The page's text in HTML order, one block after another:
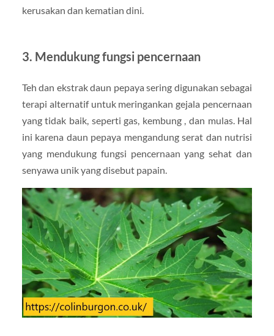
kerusakan dan kematian dini.
3. Mendukung fungsi pencernaan
Teh dan ekstrak daun pepaya sering digunakan sebagai
terapi alternatif untuk meringankan gejala pencernaan
yang tidak baik, seperti gas, kembung , dan mulas. Hal
ini karena daun pepaya mengandung serat dan nutrisi
yang mendukung fungsi pencernaan yang sehat dan
senyawa unik yang disebut papain.